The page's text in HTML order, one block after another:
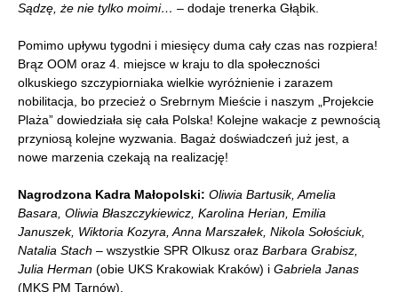
Sądzę, że nie tylko moimi… – dodaje trenerka Głąbik.
Pomimo upływu tygodni i miesięcy duma cały czas nas rozpiera!
Brąz OOM oraz 4. miejsce w kraju to dla społeczności
olkuskiego szczypiorniaka wielkie wyróżnienie i zarazem
nobilitacja, bo przecież o Srebrnym Mieście i naszym „Projekcie
Plaża” dowiedziała się cała Polska! Kolejne wakacje z pewnością
przyniosą kolejne wyzwania. Bagaż doświadczeń już jest, a
nowe marzenia czekają na realizację!
Nagrodzona Kadra Małopolski: Oliwia Bartusik, Amelia
Basara, Oliwia Błaszczykiewicz, Karolina Herian, Emilia
Januszek, Wiktoria Kozyra, Anna Marszałek, Nikola Sołościuk,
Natalia Stach – wszystkie SPR Olkusz oraz Barbara Grabisz,
Julia Herman (obie UKS Krakowiak Kraków) i Gabriela Janas
(MKS PM Tarnów).